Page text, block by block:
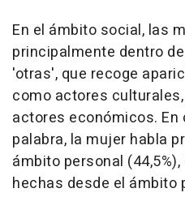
En el ámbito social, las
principalmente dentro
'otras', que recoge
como actores
actores económicos.
palabra, la mujer habla
ámbito personal
hechas desde el ámbito